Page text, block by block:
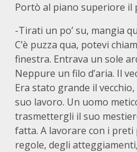
Portò al piano superiore il
-Tirati un po’ su, mangia
C’è puzza qua, potevi
finestra. Entrava un sole
Neppure un filo d’aria. Il
Era stato grande il
suo lavoro. Un uomo
trasmettergli il suo
fatta. A lavorare con i preti
regole, degli